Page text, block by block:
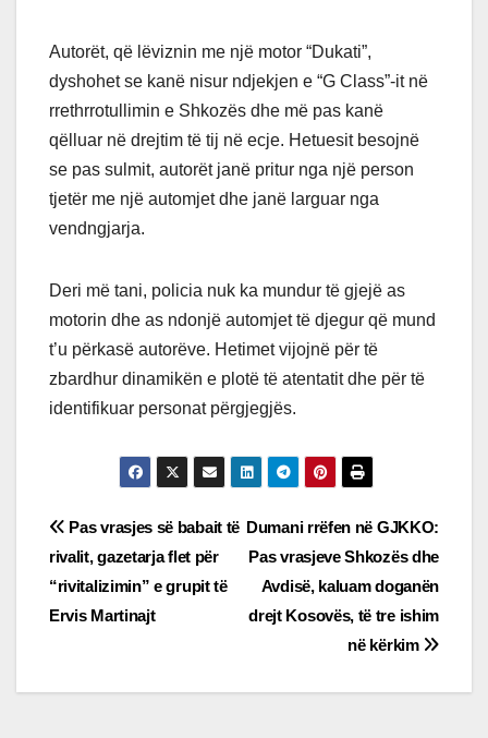
Autorët, që lëviznin me një motor “Dukati”,
dyshohet se kanë nisur ndjekjen e “G Class”-it në
rrethrrotullimin e Shkozës dhe më pas kanë
qëlluar në drejtim të tij në ecje. Hetuesit besojnë
se pas sulmit, autorët janë pritur nga një person
tjetër me një automjet dhe janë larguar nga
vendngjarja.
Deri më tani, policia nuk ka mundur të gjejë as
motorin dhe as ndonjë automjet të djegur që mund
t’u përkasë autorëve. Hetimet vijojnë për të
zbardhur dinamikën e plotë të atentatit dhe për të
identifikuar personat përgjegjës.
Post
navigation
Dumani rrëfen në GJKKO:
Pas vrasjeve Shkozës dhe
Avdisë, kaluam doganën
drejt Kosovës, të tre ishim
në kërkim
Pas vrasjes së babait të
rivalit, gazetarja flet për
“rivitalizimin” e grupit të
Ervis Martinajt